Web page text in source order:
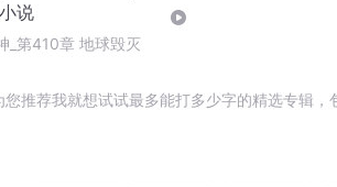
说
_第410章 地球毁灭
您推荐我就想试试最多能打多少字的精选专辑